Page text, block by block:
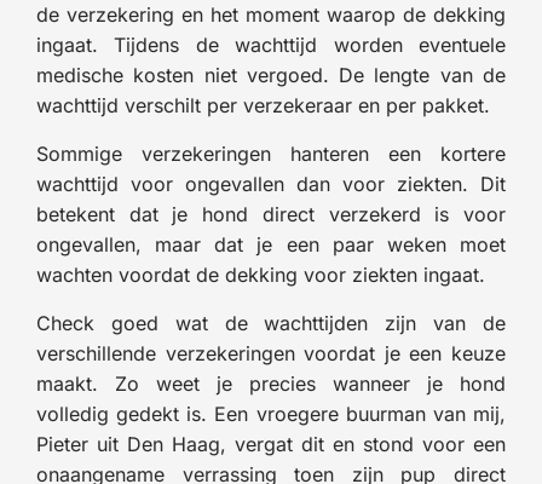
de verzekering en het moment waarop de dekking
ingaat. Tijdens de wachttijd worden eventuele
medische kosten niet vergoed. De lengte van de
wachttijd verschilt per verzekeraar en per pakket.
Sommige verzekeringen hanteren een kortere
wachttijd voor ongevallen dan voor ziekten. Dit
betekent dat je hond direct verzekerd is voor
ongevallen, maar dat je een paar weken moet
wachten voordat de dekking voor ziekten ingaat.
Check goed wat de wachttijden zijn van de
verschillende verzekeringen voordat je een keuze
maakt. Zo weet je precies wanneer je hond
volledig gedekt is. Een vroegere buurman van mij,
Pieter uit Den Haag, vergat dit en stond voor een
onaangename verrassing toen zijn pup direct